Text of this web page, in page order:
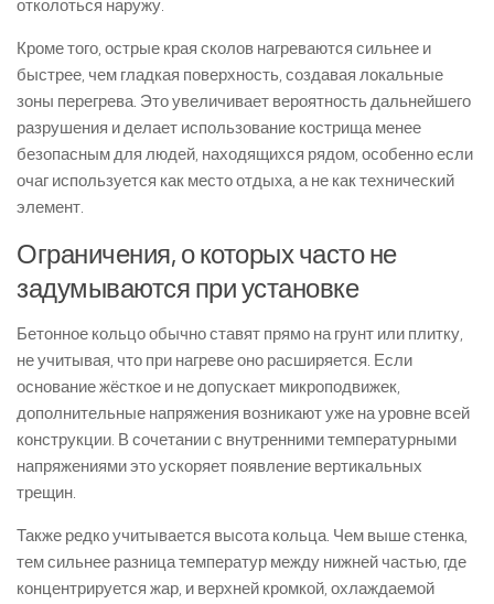
отколоться наружу.
Кроме того, острые края сколов нагреваются сильнее и
быстрее, чем гладкая поверхность, создавая локальные
зоны перегрева. Это увеличивает вероятность дальнейшего
разрушения и делает использование кострища менее
безопасным для людей, находящихся рядом, особенно если
очаг используется как место отдыха, а не как технический
элемент.
Ограничения, о которых часто не
задумываются при установке
Бетонное кольцо обычно ставят прямо на грунт или плитку,
не учитывая, что при нагреве оно расширяется. Если
основание жёсткое и не допускает микроподвижек,
дополнительные напряжения возникают уже на уровне всей
конструкции. В сочетании с внутренними температурными
напряжениями это ускоряет появление вертикальных
трещин.
Также редко учитывается высота кольца. Чем выше стенка,
тем сильнее разница температур между нижней частью, где
концентрируется жар, и верхней кромкой, охлаждаемой